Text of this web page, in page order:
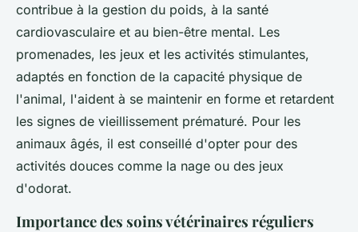
contribue à la gestion du poids, à la santé
cardiovasculaire et au bien-être mental. Les
promenades, les jeux et les activités stimulantes,
adaptés en fonction de la capacité physique de
l'animal, l'aident à se maintenir en forme et retardent
les signes de vieillissement prématuré. Pour les
animaux âgés, il est conseillé d'opter pour des
activités douces comme la nage ou des jeux
d'odorat.
Importance des soins vétérinaires réguliers